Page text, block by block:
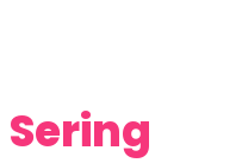
Sering